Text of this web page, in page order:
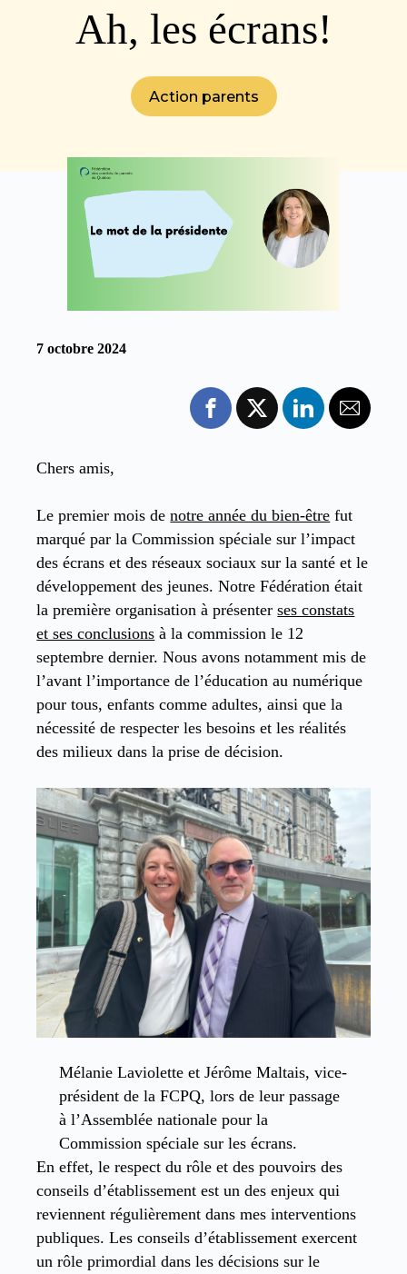
Ah, les écrans!
Action parents
7 octobre 2024
Chers amis,
Le premier mois denotre année du bien-être fut
marqué par la Commission spéciale sur l’impact
des écrans et des réseaux sociaux sur la santé et le
développement des jeunes. Notre Fédération était
la première organisation à présenterses constats
et ses conclusions à la commission le 12
septembre dernier. Nous avons notamment mis de
l’avant l’importance de l’éducation au numérique
pour tous, enfants comme adultes, ainsi que la
nécessité de respecter les besoins et les réalités
des milieux dans la prise de décision.
Mélanie Laviolette et Jérôme Maltais, vice-
président de la FCPQ, lors de leur passage
à l’Assemblée nationale pour la
Commission spéciale sur les écrans.
En effet, le respect du rôle et des pouvoirs des
conseils d’établissement est un des enjeux qui
reviennent régulièrement dans mes interventions
publiques. Les conseils d’établissement exercent
un rôle primordial dans les décisions sur le